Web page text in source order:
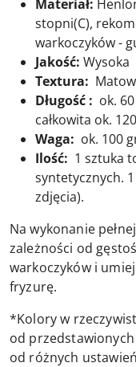
Materiał:
stopni(C),
warkoczyków -
Jakość: Wysoka
Textura:
Długość : ok.
całkowita ok.
Waga: ok. 100
Ilość: 1 sztuka
syntetycznych.
zdjęcia).
Na wykonanie
zależności od
warkoczyków i
fryzurę.
*Kolory w
od
od różnych